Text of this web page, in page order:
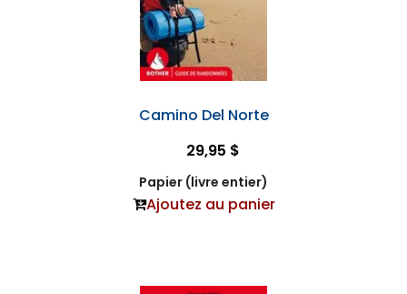
Camino Del Norte
29,95 $
Papier (livre entier)
Ajoutez au panier